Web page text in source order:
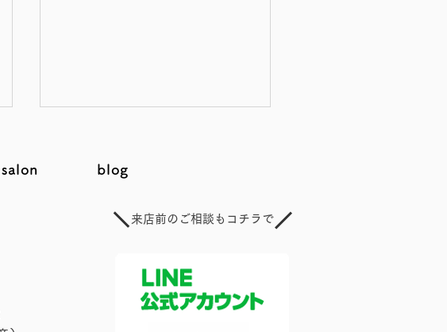
第5話 思春期の女の子にとっ
て大切な「タンパク質」の話
salon blog
来店前のご相談もコチラで